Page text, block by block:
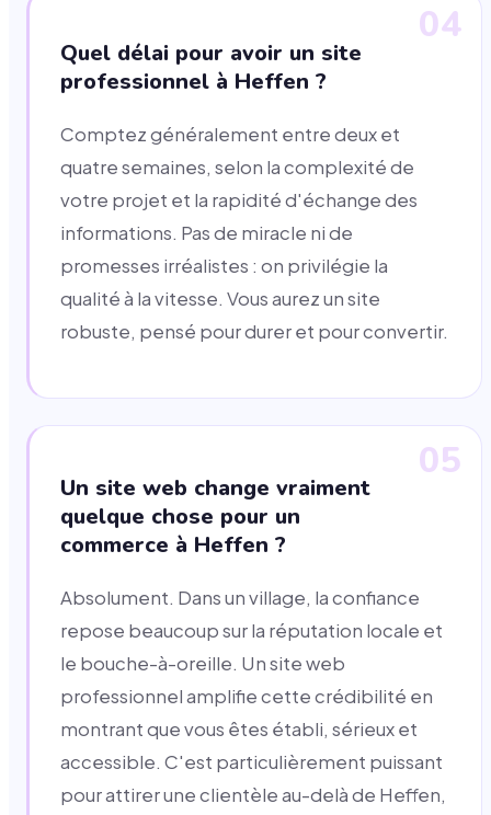
04
Quel délai pour avoir un site
professionnel à Heffen ?
Comptez généralement entre deux et
quatre semaines, selon la complexité de
votre projet et la rapidité d'échange des
informations. Pas de miracle ni de
promesses irréalistes : on privilégie la
qualité à la vitesse. Vous aurez un site
robuste, pensé pour durer et pour convertir.
05
Un site web change vraiment
quelque chose pour un
commerce à Heffen ?
Absolument. Dans un village, la confiance
repose beaucoup sur la réputation locale et
le bouche-à-oreille. Un site web
professionnel amplifie cette crédibilité en
montrant que vous êtes établi, sérieux et
accessible. C'est particulièrement puissant
pour attirer une clientèle au-delà de Heffen,